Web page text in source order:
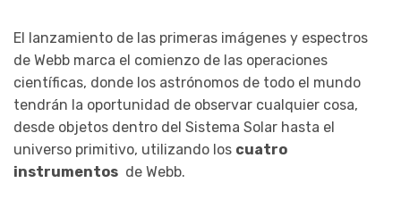
El lanzamiento de las primeras imágenes y espectros
de Webb marca el comienzo de las operaciones
científicas, donde los astrónomos de todo el mundo
tendrán la oportunidad de observar cualquier cosa,
desde objetos dentro del Sistema Solar hasta el
universo primitivo, utilizando los cuatro
instrumentos de Webb.